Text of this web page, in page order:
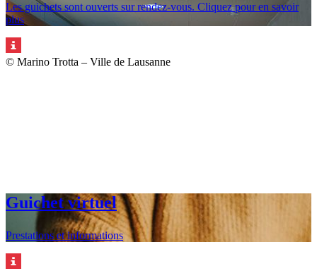
Les guichets sont ouverts sur rendez‐vous. Cliquez pour en savoir
plus
© Marino Trotta – Ville de Lausanne
Guichet virtuel
Prestations et informations